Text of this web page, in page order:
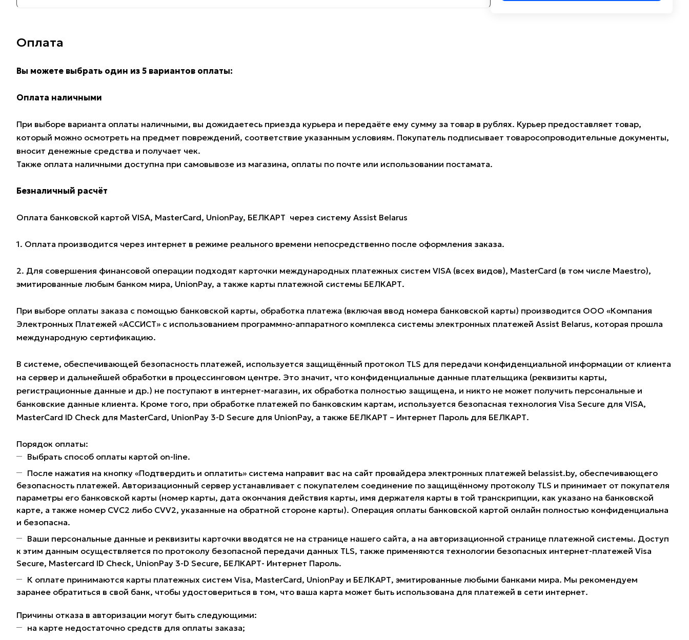
Оплата
Вы можете выбрать один из 5 вариантов оплаты:
Оплата наличными
При выборе варианта оплаты наличными, вы дожидаетесь приезда курьера и передаёте ему сумму за товар в рублях. Курьер предоставляет товар,
который можно осмотреть на предмет повреждений, соответствие указанным условиям. Покупатель подписывает товаросопроводительные документы,
вносит денежные средства и получает чек.
Также оплата наличными доступна при самовывозе из магазина, оплаты по почте или использовании постамата.
Безналичный расчёт
Оплата банковской картой VISA, MasterCard, UnionPay, БЕЛКАРТ через систему Assist Belarus
1. Оплата производится через интернет в режиме реального времени непосредственно после оформления заказа.
2. Для совершения финансовой операции подходят карточки международных платежных систем VISA (всех видов), MasterCard (в том числе Maestro),
эмитированные любым банком мира, UnionPay, а также карты платежной системы БЕЛКАРТ.
При выборе оплаты заказа с помощью банковской карты, обработка платежа (включая ввод номера банковской карты) производится ООО «Компания
Электронных Платежей «АССИСТ» с использованием программно-аппаратного комплекса системы электронных платежей Assist Belarus, которая прошла
международную сертификацию.
В системе, обеспечивающей безопасность платежей, используется защищённый протокол TLS для передачи конфиденциальной информации от клиента
на сервер и дальнейшей обработки в процессинговом центре. Это значит, что конфиденциальные данные плательщика (реквизиты карты,
регистрационные данные и др.) не поступают в интернет-магазин, их обработка полностью защищена, и никто не может получить персональные и
банковские данные клиента. Кроме того, при обработке платежей по банковским картам, используется безопасная технология Visa Secure для VISA,
MasterCard ID Check для MasterCard, UnionPay 3-D Secure для UnionPay, а также БЕЛКАРТ – Интернет Пароль для БЕЛКАРТ.
Порядок оплаты:
Выбрать способ оплаты картой on-line.
После нажатия на кнопку «Подтвердить и оплатить» система направит вас на сайт провайдера электронных платежей belassist.by, обеспечивающего
безопасность платежей. Авторизационный сервер устанавливает с покупателем соединение по защищённому протоколу TLS и принимает от покупателя
параметры его банковской карты (номер карты, дата окончания действия карты, имя держателя карты в той транскрипции, как указано на банковской
карте, а также номер CVC2 либо CVV2, указанные на обратной стороне карты). Операция оплаты банковской картой онлайн полностью конфиденциальна
и безопасна.
Ваши персональные данные и реквизиты карточки вводятся не на странице нашего сайта, а на авторизационной странице платежной системы. Доступ
к этим данным осуществляется по протоколу безопасной передачи данных TLS, также применяются технологии безопасных интернет-платежей Visa
Secure, Mastercard ID Check, UnionPay 3-D Secure, БЕЛКАРТ- Интернет Пароль.
К оплате принимаются карты платежных систем Visa, MasterCard, UnionPay и БЕЛКАРТ, эмитированные любыми банками мира. Мы рекомендуем
заранее обратиться в свой банк, чтобы удостовериться в том, что ваша карта может быть использована для платежей в сети интернет.
Причины отказа в авторизации могут быть следующими:
на карте недостаточно средств для оплаты заказа;